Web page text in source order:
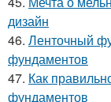
дизайн
46. Ленточный
фундаментов
47. Как
фундаментов